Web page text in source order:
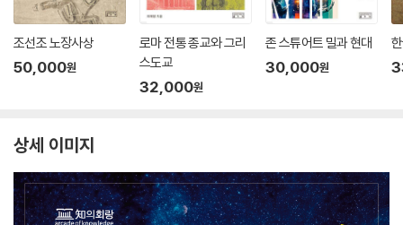
조선조 노장사상
50,000원
로마 전통 종교와 그리
스도교
32,000원
존 스튜어트 밀과 현대
30,000원
상세 이미지